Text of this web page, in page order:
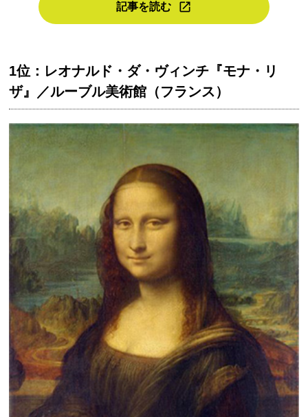
記事を読む
1位：レオナルド・ダ・ヴィンチ『モナ・リ
ザ』／ルーブル美術館（フランス）